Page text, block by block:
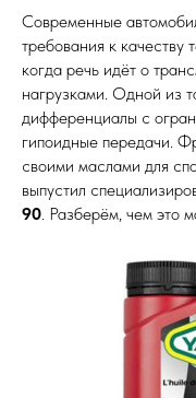
Современные
требования к качеству
когда речь идёт о
нагрузками. Одной из
дифференциалы с
гипоидные передачи.
своими маслами для
выпустил
90. Разберём, чем это